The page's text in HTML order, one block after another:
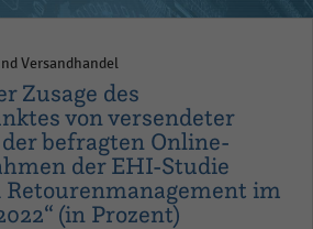
Versandhandel
Zusage des
von versendeter
befragten Online-
der EHI-Studie
Retourenmanagement im
(in Prozent)